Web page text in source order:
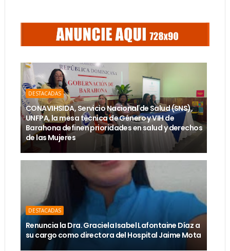
DESTACADAS
CONAVIHSIDA, Servicio Nacional de Salud (SNS),
UNFPA, la mesa técnica de Género y VIH de
Barahona definen prioridades en salud y derechos
de las Mujeres
DESTACADAS
Renuncia la Dra. Graciela Isabel Lafontaine Díaz a
su cargo como directora del Hospital Jaime Mota